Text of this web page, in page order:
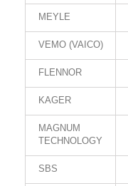
MEYLE
VEMO (VAICO)
FLENNOR
KAGER
MAGNUM
TECHNOLOGY
SBS